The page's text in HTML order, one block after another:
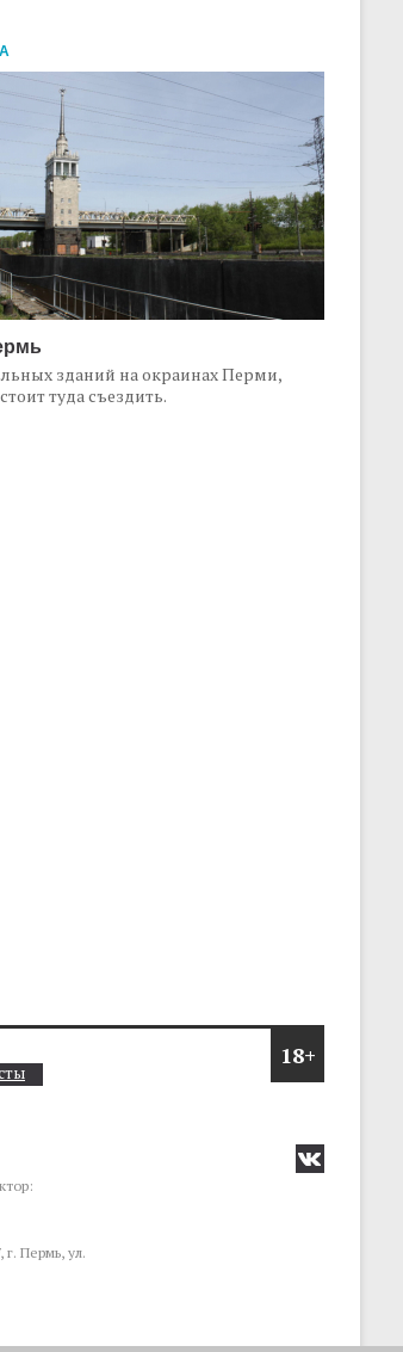
зданий на окраинах Перми,
туда съездить.
18+
г. Пермь, ул.